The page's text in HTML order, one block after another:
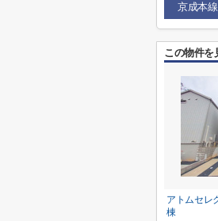
京成本
この物件を
アトムセレ
棟